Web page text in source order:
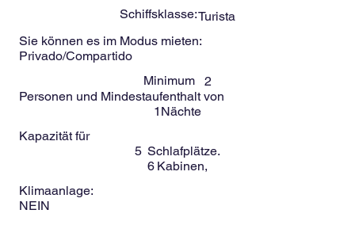
Schiffsklasse:Turista
Sie können es im Modus mieten:
Privado/Compartido
Minimum
2
Personen und Mindestaufenthalt von
1 Nächte
Kapazität für
5 Schlafplätze.
6 Kabinen,
Klimaanlage:
NEIN